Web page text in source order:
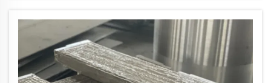
представляет собой особое
износостойкое покрытие...